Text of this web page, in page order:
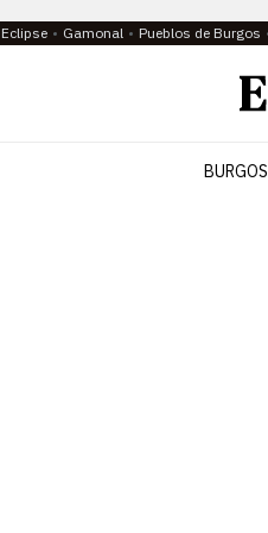
Eclipse Gamonal Pueblos de Burgos
BURGOS